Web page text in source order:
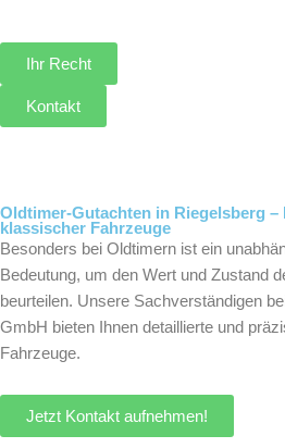
Ihr Recht
Kontakt
Oldtimer-Gutachten in Riegelsberg –
klassischer Fahrzeuge
Besonders bei Oldtimern ist ein
Bedeutung, um den Wert und Zustand
beurteilen. Unsere Sachverständigen
GmbH bieten Ihnen detaillierte und
Fahrzeuge.
Jetzt Kontakt aufnehmen!